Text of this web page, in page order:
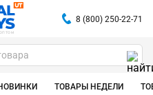
8 (800) 250-22-71
ТОВАРЫ НЕДЕЛИ